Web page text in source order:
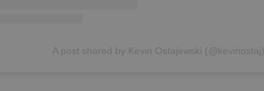
A post shared by Kevin Ostajewski (@kevinostaj)